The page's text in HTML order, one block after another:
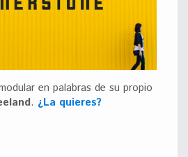
en palabras de su propio
. ¿La quieres?